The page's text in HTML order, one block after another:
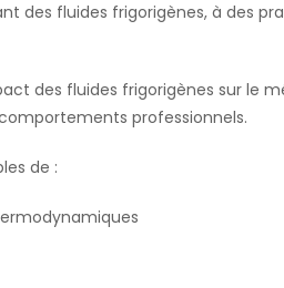
des fluides frigorigènes, à des
des fluides frigorigènes sur le
professionnels.
de :